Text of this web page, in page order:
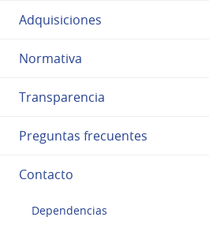
Adquisiciones
Normativa
Transparencia
Preguntas frecuentes
Contacto
Dependencias